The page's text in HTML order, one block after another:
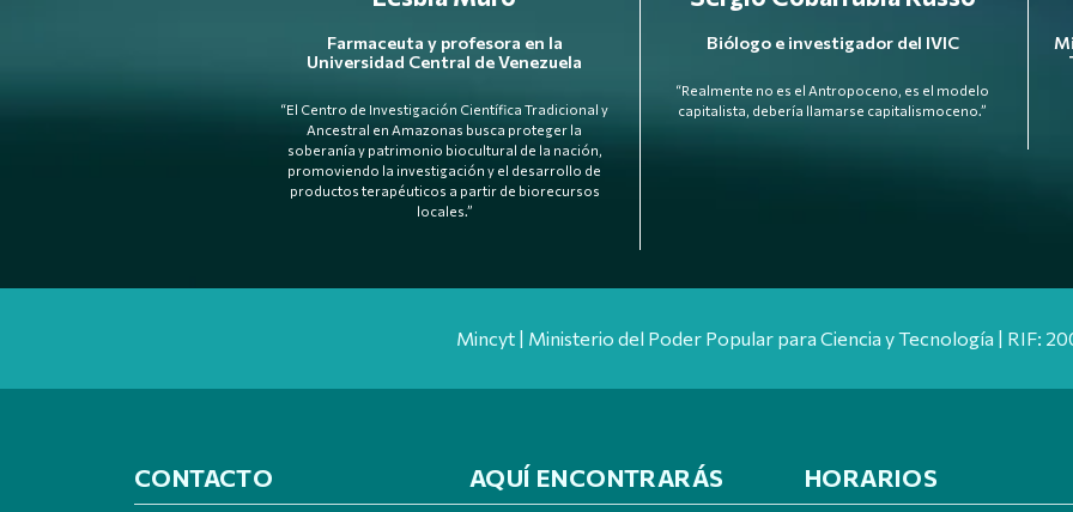
Farmaceuta y profesora en la
Universidad Central de Venezuela
“El Centro de Investigación Científica Tradicional y
Ancestral en Amazonas busca proteger la
soberanía y patrimonio biocultural de la nación,
promoviendo la investigación y el desarrollo de
productos terapéuticos a partir de biorecursos
locales.”
Biólogo e investigador del IVIC
“Realmente no es el Antropoceno, es el modelo
capitalista, debería llamarse capitalismoceno.”
Mincyt | Ministerio del Poder Popular para Ciencia y Tecnología | RIF:
CONTACTO AQUÍ ENCONTRARÁS HORARIOS